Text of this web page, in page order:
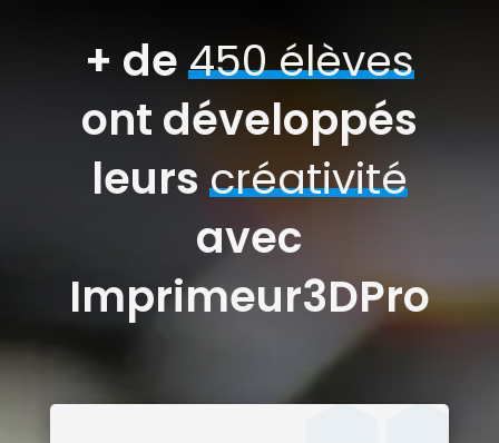
+ de450 élèves
ont développés
leurs créativité
avec
Imprimeur3DPro